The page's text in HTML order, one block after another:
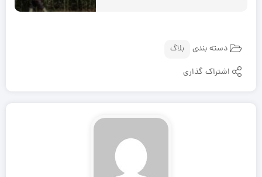
دسته بندی بلاگ
اشتراک گذاری